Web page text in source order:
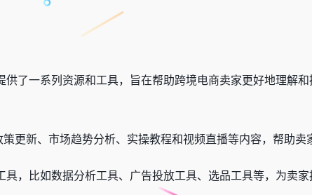
了一系列资源和工具，旨在帮助跨境电商卖家更好地理解
更新、市场趋势分析、实操教程和视频直播等内容，帮助卖
，比如数据分析工具、广告投放工具、选品工具等，为卖家